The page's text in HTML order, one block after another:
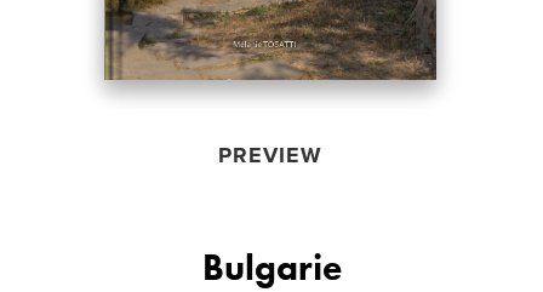
PREVIEW
Bulgarie